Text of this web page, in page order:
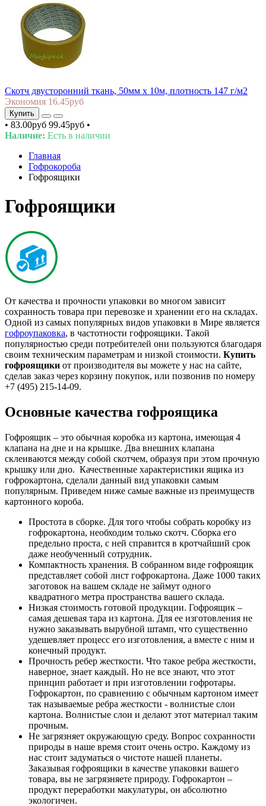
Скотч двусторонний ткань, 50мм х 10м, плотность 147 г/м2
Экономия 16.45руб
Купить
• 83.00руб 99.45руб •
Наличие: Есть в наличии
Главная
Гофрокороба
Гофроящики
Гофроящики
От качества и прочности упаковки во многом зависит
сохранность товара при перевозке и хранении его на складах.
Одной из самых популярных видов упаковки в Мире является
гофроупаковка, в частотности гофроящики. Такой
популярностью среди потребителей они пользуются благодаря
своим техническим параметрам и низкой стоимости. Купить
гофроящики от производителя вы можете у нас на сайте,
сделав заказ через корзину покупок, или позвонив по номеру
+7 (495) 215-14-09.
Основные качества гофроящика
Гофроящик – это обычная коробка из картона, имеющая 4
клапана на дне и на крышке. Два внешних клапана
склеиваются между собой скотчем, образуя при этом прочную
крышку или дно. Качественные характеристики ящика из
гофрокартона, сделали данный вид упаковки самым
популярным. Приведем ниже самые важные из преимуществ
картонного короба.
Простота в сборке. Для того чтобы собрать коробку из
гофрокартона, необходим только скотч. Сборка его
предельно проста, с ней справится в кротчайший срок
даже необученный сотрудник.
Компактность хранения. В собранном виде гофроящик
представляет собой лист гофрокартона. Даже 1000 таких
заготовок на вашем складе не займут одного
квадратного метра пространства вашего склада.
Низкая стоимость готовой продукции. Гофроящик –
самая дешевая тара из картона. Для ее изготовления не
нужно заказывать вырубной штамп, что существенно
удешевляет процесс его изготовления, а вместе с ним и
конечный продукт.
Прочность ребер жесткости. Что такое ребра жесткости,
наверное, знает каждый. Но не все знают, что этот
принцип работает и при изготовлении гофротары.
Гофрокартон, по сравнению с обычным картоном имеет
так называемые ребра жесткости - волнистые слои
картона. Волнистые слои и делают этот материал таким
прочным.
Не загрязняет окружающую среду. Вопрос сохранности
природы в наше время стоит очень остро. Каждому из
нас стоит задуматься о чистоте нашей планеты.
Заказывая гофроящики в качестве упаковки вашего
товара, вы не загрязняете природу. Гофрокартон –
продукт переработки макулатуры, он абсолютно
экологичен.